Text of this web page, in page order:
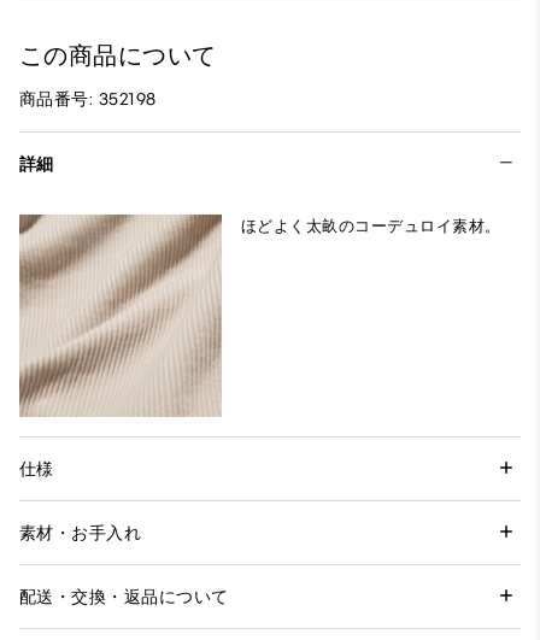
この商品について
商品番号: 352198
詳細
ほどよく太畝のコーデュロイ素材。
仕様
素材・お手入れ
配送・交換・返品について